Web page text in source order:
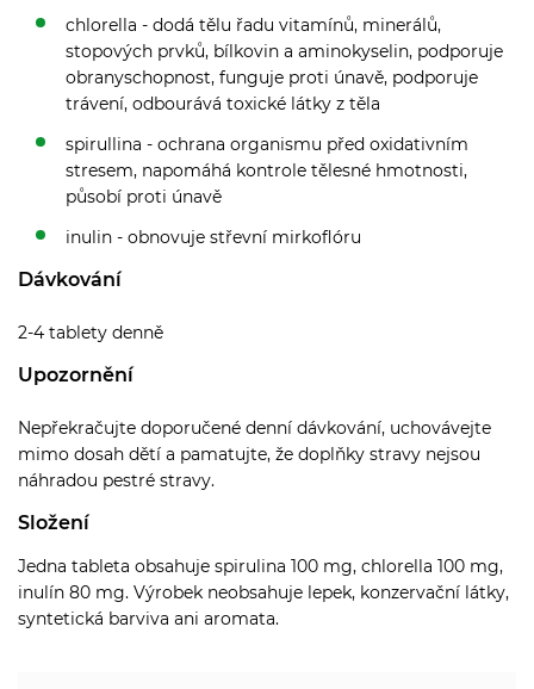
chlorella - dodá tělu řadu vitamínů, minerálů,
stopových prvků, bílkovin a aminokyselin, podporuje
obranyschopnost, funguje proti únavě, podporuje
trávení, odbourává toxické látky z těla
spirullina - ochrana organismu před oxidativním
stresem, napomáhá kontrole tělesné hmotnosti,
působí proti únavě
inulin - obnovuje střevní mirkoflóru
Dávkování
2-4 tablety denně
Upozornění
Nepřekračujte doporučené denní dávkování, uchovávejte
mimo dosah dětí a pamatujte, že doplňky stravy nejsou
náhradou pestré stravy.
Složení
Jedna tableta obsahuje spirulina 100 mg, chlorella 100 mg,
inulín 80 mg. Výrobek neobsahuje lepek, konzervační látky,
syntetická barviva ani aromata.